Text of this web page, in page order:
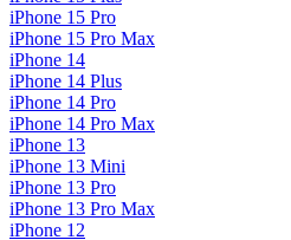
iPhone 15 Pro
iPhone 15 Pro Max
iPhone 14
iPhone 14 Plus
iPhone 14 Pro
iPhone 14 Pro Max
iPhone 13
iPhone 13 Mini
iPhone 13 Pro
iPhone 13 Pro Max
iPhone 12